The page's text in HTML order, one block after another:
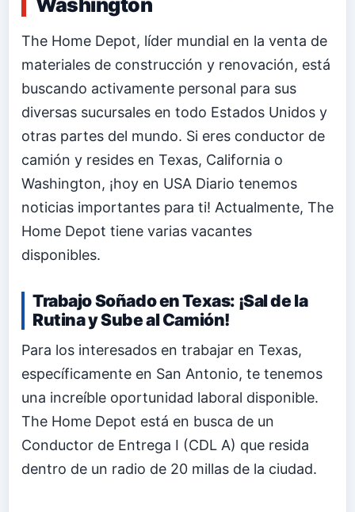
The Home Depot, líder mundial en la venta de
materiales de construcción y renovación, está
buscando activamente personal para sus
diversas sucursales en todo Estados Unidos y
otras partes del mundo. Si eres conductor de
camión y resides en Texas, California o
Washington, ¡hoy en USA Diario tenemos
noticias importantes para ti! Actualmente, The
Home Depot tiene varias vacantes
disponibles.
Trabajo Soñado en Texas: ¡Sal de la
Rutina y Sube al Camión!
Para los interesados en trabajar en Texas,
específicamente en San Antonio, te tenemos
una increíble oportunidad laboral disponible.
The Home Depot está en busca de un
Conductor de Entrega I (CDL A) que resida
dentro de un radio de 20 millas de la ciudad.